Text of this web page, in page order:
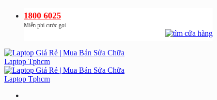
1800 6025
Miễn phí cước gọi